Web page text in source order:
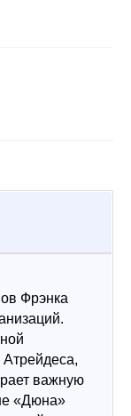
Фрэнка
важную
«Дюна»